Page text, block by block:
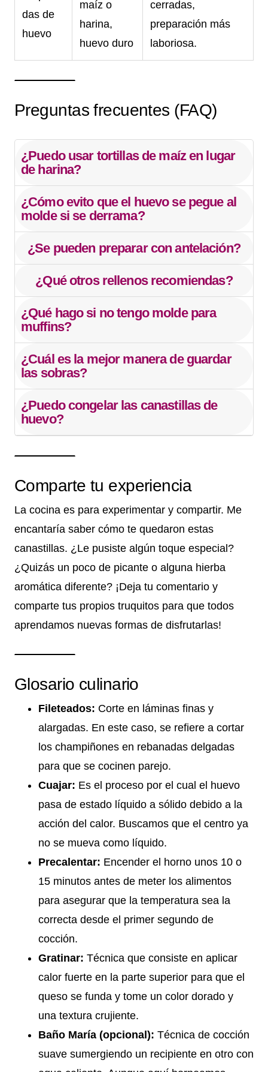
das de
huevo
maíz o
harina,
huevo duro
cerradas,
preparación más
laboriosa.
Preguntas frecuentes (FAQ)
¿Puedo usar tortillas de maíz en lugar
de harina?
¿Cómo evito que el huevo se pegue al
molde si se derrama?
¿Se pueden preparar con antelación?
¿Qué otros rellenos recomiendas?
¿Qué hago si no tengo molde para
muffins?
¿Cuál es la mejor manera de guardar
las sobras?
¿Puedo congelar las canastillas de
huevo?
Comparte tu experiencia
La cocina es para experimentar y compartir. Me
encantaría saber cómo te quedaron estas
canastillas. ¿Le pusiste algún toque especial?
¿Quizás un poco de picante o alguna hierba
aromática diferente? ¡Deja tu comentario y
comparte tus propios truquitos para que todos
aprendamos nuevas formas de disfrutarlas!
Glosario culinario
Fileteados: Corte en láminas finas y
alargadas. En este caso, se refiere a cortar
los champiñones en rebanadas delgadas
para que se cocinen parejo.
Cuajar: Es el proceso por el cual el huevo
pasa de estado líquido a sólido debido a la
acción del calor. Buscamos que el centro ya
no se mueva como líquido.
Precalentar: Encender el horno unos 10 o
15 minutos antes de meter los alimentos
para asegurar que la temperatura sea la
correcta desde el primer segundo de
cocción.
Gratinar: Técnica que consiste en aplicar
calor fuerte en la parte superior para que el
queso se funda y tome un color dorado y
una textura crujiente.
Baño María (opcional): Técnica de cocción
suave sumergiendo un recipiente en otro con